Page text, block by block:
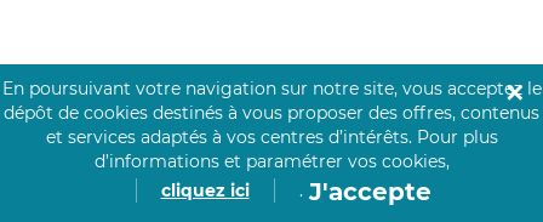
NOS PARTENAIRES
Click&Care est soutenu par les Groupes
Caisse des Dépôts et MAIF.
En poursuivant votre navigation sur notre site, vous acceptez le
dépôt de cookies destinés à vous proposer des offres, contenus
et services adaptés à vos centres d’intérêts. Pour plus
d’informations et paramétrer vos cookies,
cliquez ici
. J'accepte
✕